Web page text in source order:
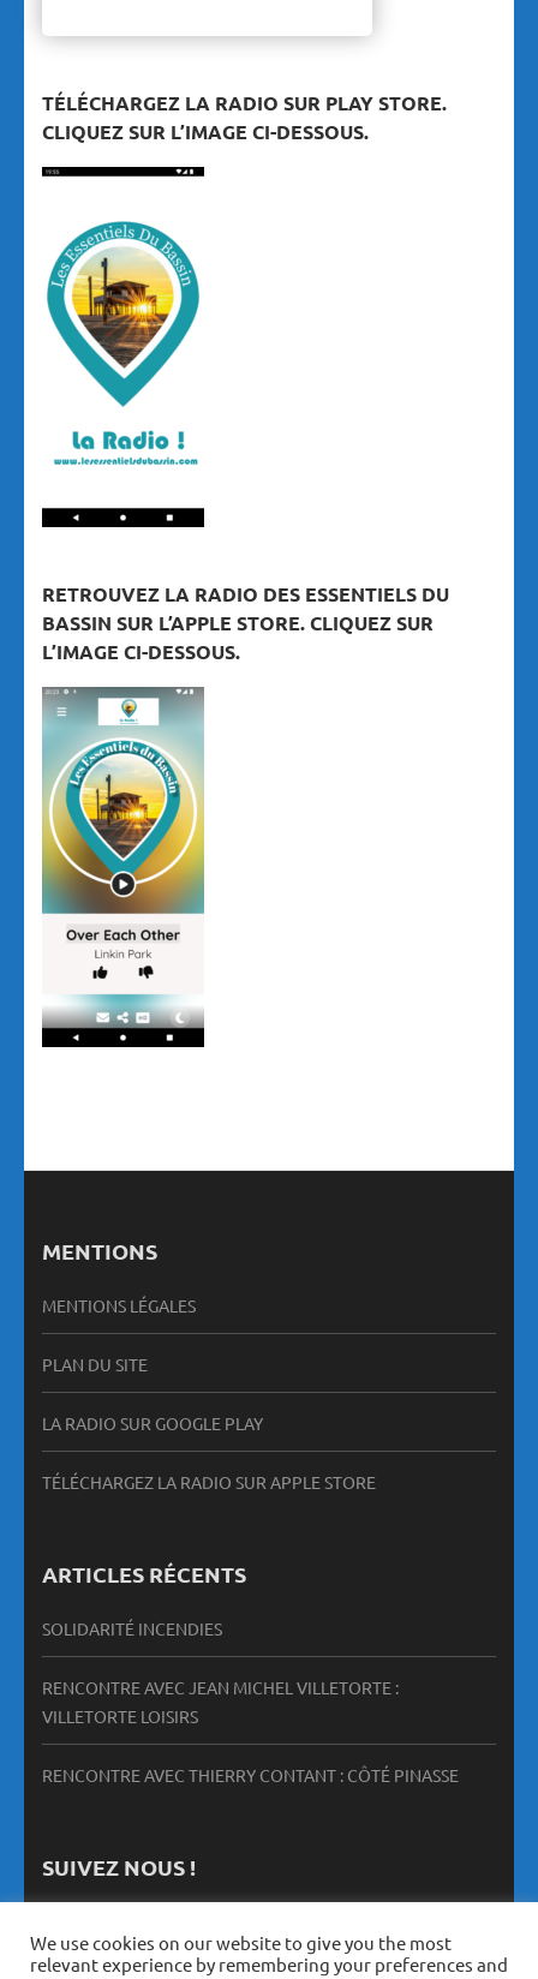
TÉLÉCHARGEZ LA RADIO SUR PLAY STORE.
CLIQUEZ SUR L’IMAGE CI-DESSOUS.
RETROUVEZ LA RADIO DES ESSENTIELS DU
BASSIN SUR L’APPLE STORE. CLIQUEZ SUR
L’IMAGE CI-DESSOUS.
MENTIONS
MENTIONS LÉGALES
PLAN DU SITE
LA RADIO SUR GOOGLE PLAY
TÉLÉCHARGEZ LA RADIO SUR APPLE STORE
ARTICLES RÉCENTS
SOLIDARITÉ INCENDIES
RENCONTRE AVEC JEAN MICHEL VILLETORTE :
VILLETORTE LOISIRS
RENCONTRE AVEC THIERRY CONTANT : CÔTÉ PINASSE
SUIVEZ NOUS !
We use cookies on our website to give you the most
relevant experience by remembering your preferences and